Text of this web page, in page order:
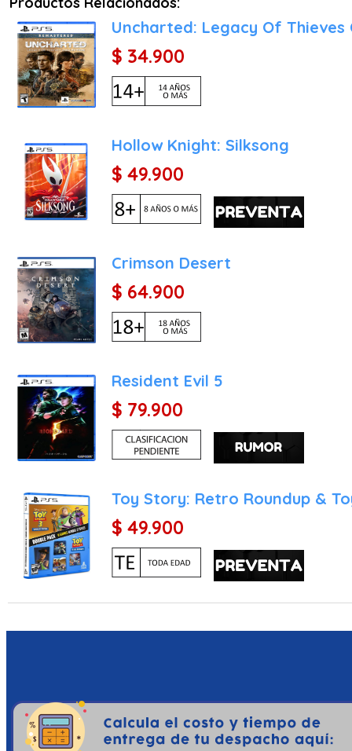
Uncharted: Legacy Of Thieves
$ 34.900
Hollow Knight: Silksong
$ 49.900
Crimson Desert
$ 64.900
Resident Evil 5
$ 79.900
Toy Story: Retro Roundup &
$ 49.900